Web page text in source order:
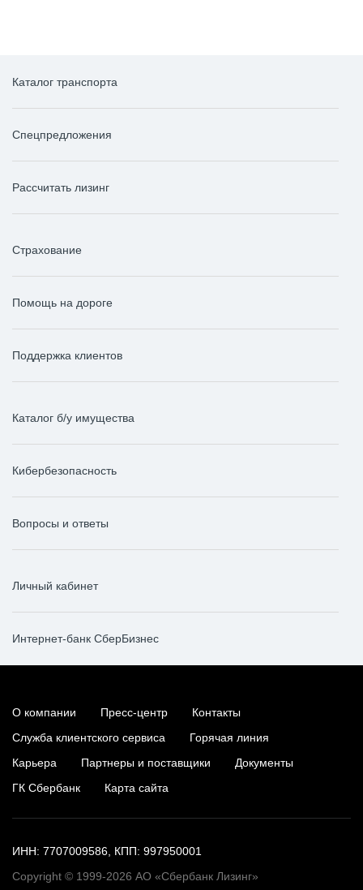
Каталог транспорта
Спецпредложения
Рассчитать лизинг
Страхование
Помощь на дороге
Поддержка клиентов
Каталог б/у имущества
Кибербезопасность
Вопросы и ответы
Личный кабинет
Интернет-банк СберБизнес
О компании Пресс-центр
Контакты
Служба клиентского сервиса
Горячая линия
Карьера
Партнеры и поставщики
Документы
ГК Сбербанк
Карта сайта
ИНН: 7707009586, КПП: 997950001
Copyright © 1999-2026 АО «Сбербанк Лизинг»